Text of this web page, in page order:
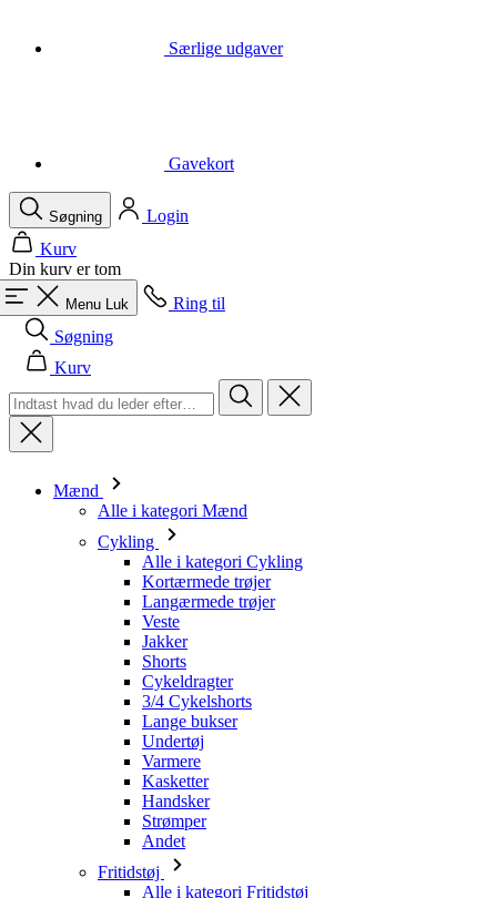
Din kurv er tom
Menu Luk
Ring til
Kurv
Mænd
Alle i kategori Mænd
Langærmede trøjer
Veste
Jakker
Shorts
Cykeldragter
3/4 Cykelshorts
Lange bukser
Undertøj
Varmere
Kasketter
Handsker
Strømper
Andet
Fritidstøj
Alle i kategori Fritidstøj
T-shirts
Sweatshirt
Kasketter
Triatlon